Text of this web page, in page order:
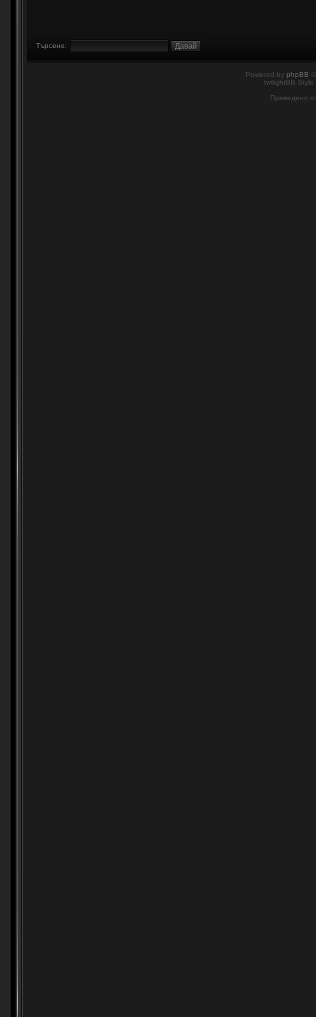
Търсене:
Powered by phpBB
twilightBB
Преведено